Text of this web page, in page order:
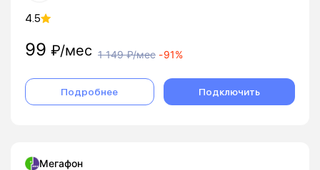
4.5
99 ₽/мес 1 149₽/мес -91%
Подробнее Подключить
Мегафон